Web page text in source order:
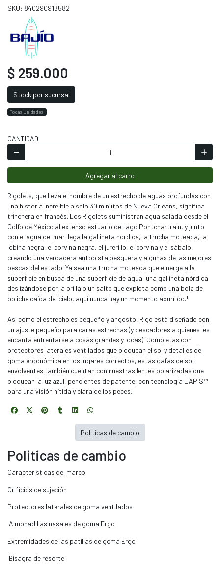
SKU: 840290918582
$ 259.000
Stock por sucursal
Pocas Unidades.
CANTIDAD
Agregar al carro
Rigolets, que lleva el nombre de un estrecho de aguas profundas con
una historia increíble a solo 30 minutos de Nueva Orleans, significa
trinchera en francés. Los Rigolets suministran agua salada desde el
Golfo de México al extenso estuario del lago Pontchartrain, y junto
con el agua del mar llega la gallineta nórdica, la trucha moteada, la
lobina negra, el corvina negra, el jurerillo, el corvina y el sábalo,
creando una verdadera autopista pesquera y algunas de las mejores
pescas del estado. Ya sea una trucha moteada que emerge a la
superficie en busca de una superficie de agua, una gallineta nórdica
deslizándose por la orilla o un salto que explota como una bola de
boliche caída del cielo, aquí nunca hay un momento aburrido.*
Así como el estrecho es pequeño y angosto, Rigo está diseñado con
un ajuste pequeño para caras estrechas (y pescadores a quienes les
encanta enfrentarse a cosas grandes y locas). Completas con
protectores laterales ventilados que bloquean el sol y detalles de
goma ergonómica en los lugares correctos, estas gafas de sol
envolventes también cuentan con nuestras lentes polarizadas que
bloquean la luz azul, pendientes de patente, con tecnología LAPIS™
para una visión nítida y clara de los peces.
Politicas de cambio
Características del marco
Orificios de sujeción
Protectores laterales de goma ventilados
Almohadillas nasales de goma Ergo
Extremidades de las patillas de goma Ergo
Bisagra de resorte
Politicas de cambio